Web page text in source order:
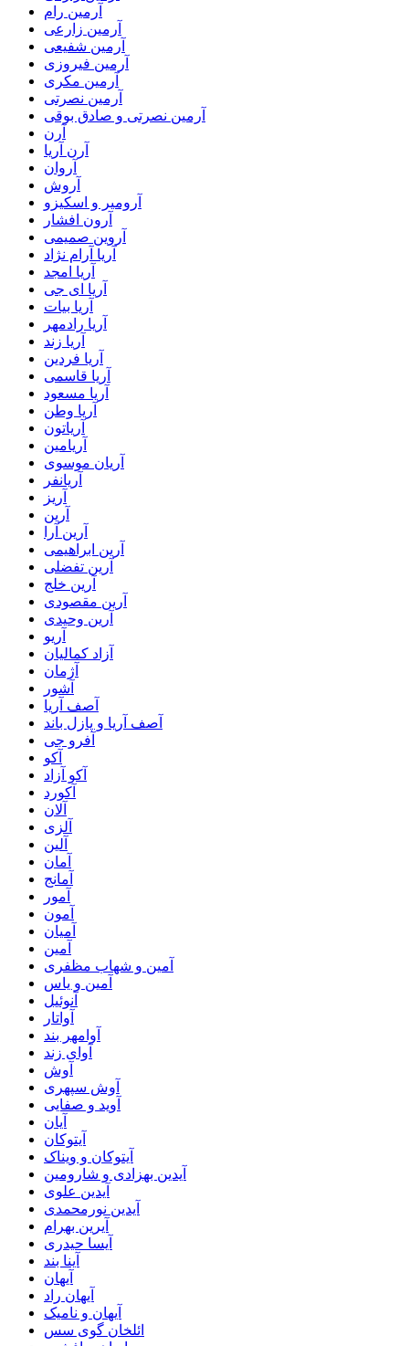
آرمین رام
آرمین زارعی
آرمین شفیعی
آرمین فیروزی
آرمین مکری
آرمین نصرتی
آرمین نصرتی و صادق بوقی
آرن
آرن آریا
آروان
آروش
آرومیر و اسکیزو
آرون افشار
آروین صمیمی
آریا آرام نژاد
آریا امجد
آریا ای جی
آریا بیات
آریا رادمهر
آریا زند
آریا فردین
آریا قاسمی
آریا مسعود
آریا وطن
آریاتون
آریامین
آریان موسوی
آریانفر
آریز
آرین
آرین آرا
آرین ابراهیمی
آرین تفضلی
آرین خلج
آرین مقصودی
آرین وحیدی
آریو
آزاد کمالیان
آژمان
آشور
آصف آریا
آصف آریا و پازل باند
آفرو جی
آکو
آکو آزاد
آکورد
آلان
آلزی
آلین
آمان
آمانج
آمور
آمون
آمیان
آمین
آمین و شهاب مظفری
آمین و یاس
آنوئیل
آواتار
آوامهر بند
آوای زند
آوش
آوش سپهری
آوید و صفایی
آیان
آیتوکان
آیتوکان و ویناک
آیدین بهزادی و شارومین
آیدین علوی
آیدین نورمحمدی
آیرین بهرام
آیسا حیدری
آینا بند
آیهان
آیهان راد
آیهان و نامیک
ائلخان گوی سس